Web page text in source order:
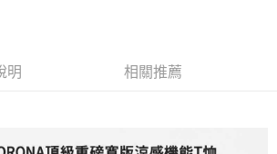
收到商品之後才付款」的支付方式。 讓您購物簡單
服務後，再付款。
明 相關推薦